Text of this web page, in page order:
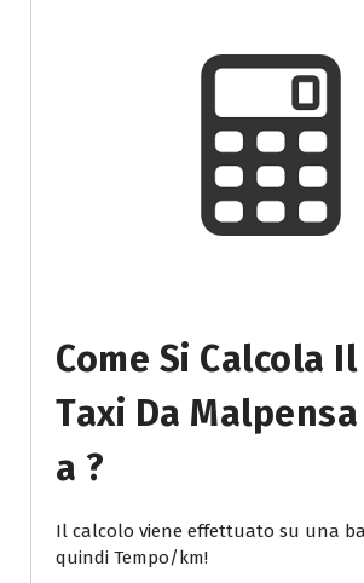
Come Si Calcola
Taxi Da
A ?
Il calcolo viene effettuato su una
quindi Tempo/km!